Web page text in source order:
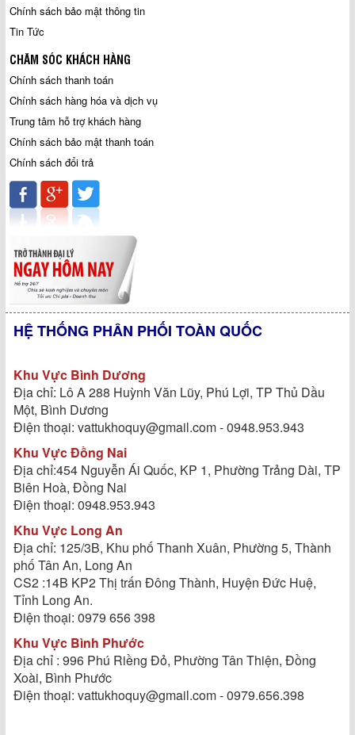
Chính sách bảo mật thông tin
Tin Tức
CHĂM SÓC KHÁCH HÀNG
Chính sách thanh toán
Chính sách hàng hóa và dịch vụ
Trung tâm hỗ trợ khách hàng
Chính sách bảo mật thanh toán
Chính sách đổi trả
HỆ THỐNG PHÂN PHỐI TOÀN QUỐC
Khu Vực Bình Dương
Địa chỉ: Lô A 288 Huỳnh Văn Lũy, Phú Lợi, TP Thủ Dầu
Một, Bình Dương
Điện thoại: vattukhoquy@gmail.com - 0948.953.943
Khu Vực Đồng Nai
Địa chỉ:454 Nguyễn Ái Quốc, KP 1, Phường Trảng Dài, TP
Biên Hoà, Đồng Nai
Điện thoại: 0948.953.943
Khu Vực Long An
Địa chỉ: 125/3B, Khu phố Thanh Xuân, Phường 5, Thành
phố Tân An, Long An
CS2 :14B KP2 Thị trấn Đông Thành, Huyện Đức Huệ,
Tỉnh Long An.
Điện thoại: 0979 656 398
Khu Vực Bình Phước
Địa chỉ : 996 Phú Riềng Đỏ, Phường Tân Thiện, Đồng
Xoài, Bình Phước
Điện thoại: vattukhoquy@gmail.com - 0979.656.398